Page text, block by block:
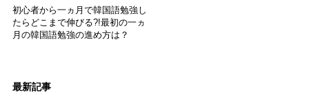
初心者から一ヵ月で韓国語勉強し
たらどこまで伸びる?!最初の一ヵ
月の韓国語勉強の進め方は？
最新記事